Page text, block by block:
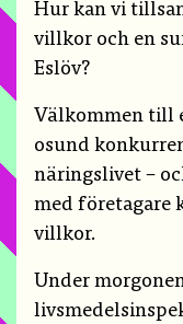
Hur kan vi
villkor och en
Eslöv?
Välkommen till
osund
näringslivet –
med företagare
villkor.
Under